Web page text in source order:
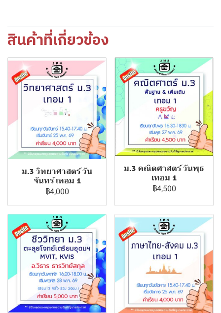
สินค้าที่เกี่ยวข้อง
ม.3 วิทยาศาสตร์ วัน
จันทร์ เทอม 1
฿4,000
ม.3 คณิตศาสตร์ วันพุธ
เทอม 1
฿4,500